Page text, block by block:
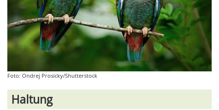
Foto: Ondrej Prosicky/Shutterstock
Haltung